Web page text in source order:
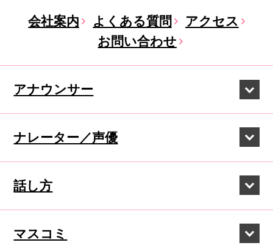
会社案内 よくある質問
アクセス
お問い合わせ
アナウンサー
ナレーター／声優
話し方
マスコミ